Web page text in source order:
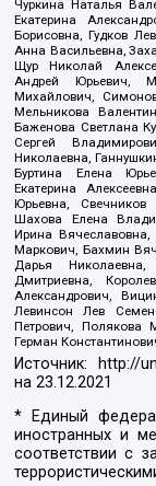
Чуркина Наталья
Екатерина
Борисовна, Гудков
Анна Васильевна,
Щур Николай
Андрей Юрьевич,
Михайлович,
Мельникова
Баженова Светлана
Сергей
Николаевна,
Буртина Елена
Екатерина
Юрьевна,
Шахова Елена
Ирина Вячеславовна,
Маркович, Бахмин
Дарья
Дмитриевна,
Александрович,
Левинсон Лев
Петрович, Полякова
Герман
Источник: http://
на23.12.2021
* Единый
иностранных и
соответствии с